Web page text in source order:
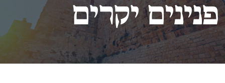
פנינים יקרים